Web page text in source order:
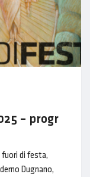
– progr
fuori di festa,
Dugnano,